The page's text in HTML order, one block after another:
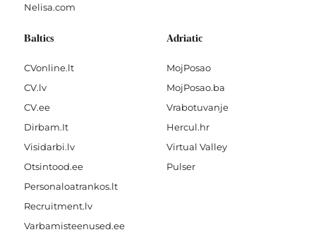
Nelisa.com
Baltics
CVonline.lt
CV.lv
CV.ee
Dirbam.It
Visidarbi.lv
Otsintood.ee
Personaloatrankos.lt
Recruitment.lv
Varbamisteenused.ee
Adriatic
MojPosao
MojPosao.ba
Vrabotuvanje
Hercul.hr
Virtual Valley
Pulser